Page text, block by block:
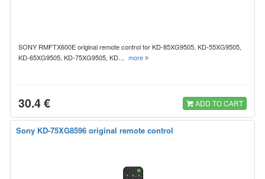
SONY RMFTX600E original remote control for KD-85XG9505, KD-55XG9505,
KD-65XG9505, KD-75XG9505, KD… more
30.4 € ADD TO CART
Sony KD-75XG8596 original remote control